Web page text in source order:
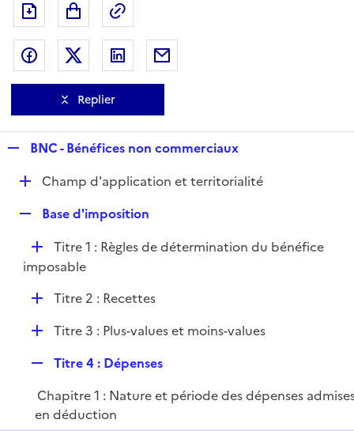
Exporter le document au format pdf
Partager sur Facebook
Partager sur Twitter
Partager sur LinkedIn
Replier
p
r
BNC - Bénéfices non commerciaux
D
l
i
e
r
Champ d'application et territorialité
p
l
i
e
r
Base d'imposition
D
é
Titre 1 : Règles de détermination du bénéfice
imposable
D
e
r
Titre 2 : Recettes
D
l
i
e
Titre 3 : Plus-values et moins-values
p
l
Titre 4 : Dépenses
Chapitre 1 : Nature et période des dépenses
en déduction